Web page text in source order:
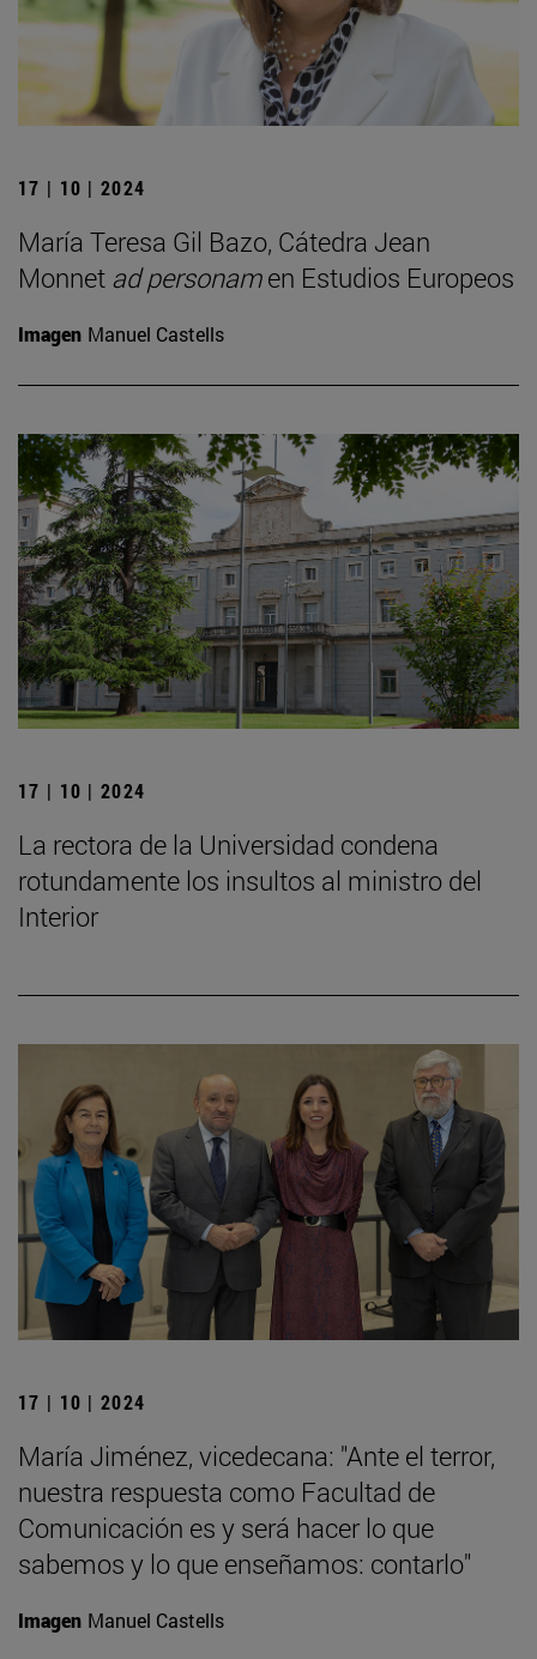
17 | 10 | 2024
María Teresa Gil Bazo, Cátedra Jean
Monnet ad personamen Estudios Europeos
Imagen Manuel Castells
17 | 10 | 2024
La rectora de la Universidad condena
rotundamente los insultos al ministro del
Interior
17 | 10 | 2024
María Jiménez, vicedecana: "Ante el terror,
nuestra respuesta como Facultad de
Comunicación es y será hacer lo que
sabemos y lo que enseñamos: contarlo"
Imagen Manuel Castells